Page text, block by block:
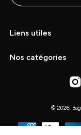
Liens utiles
Nos catégories
© 2026,